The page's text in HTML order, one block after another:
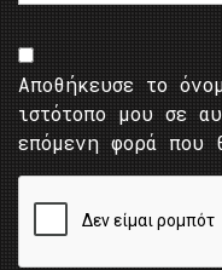
Αποθήκευσε το
ιστότοπο μου σε
επόμενη φορά που